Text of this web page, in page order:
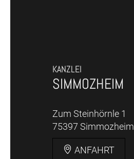
KANZLEI
SIMMOZHEIM
Zum Steinhörnle 1
75397 Simmozheim
ANFAHRT